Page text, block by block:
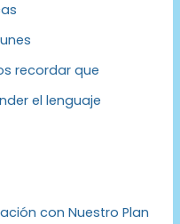
recordar que
el lenguaje
con Nuestro Plan